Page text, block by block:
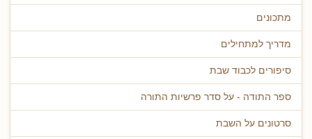
מתכונים
מדריך למתחילים
סיפורים לכבוד שבת
ספר התודה - על סדר פרשיות התורה
סרטונים על השבת